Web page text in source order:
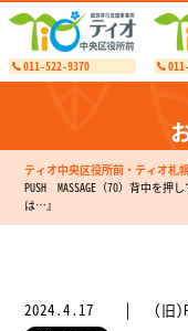
011-522-9370
ティオ中央区役所前・ティオ札
PUSH MASSAGE（70）背中を
は…』
2024.4.17 (旧